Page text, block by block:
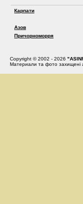
Карпати
Азов
Причорноморря
Copyright © 2002 - 2026
Материали та фото захищені